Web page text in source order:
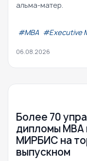
альма-матер.
#МВА #Executive
06.08.2026
Более 70
дипломы
МИРБИС на
выпускном